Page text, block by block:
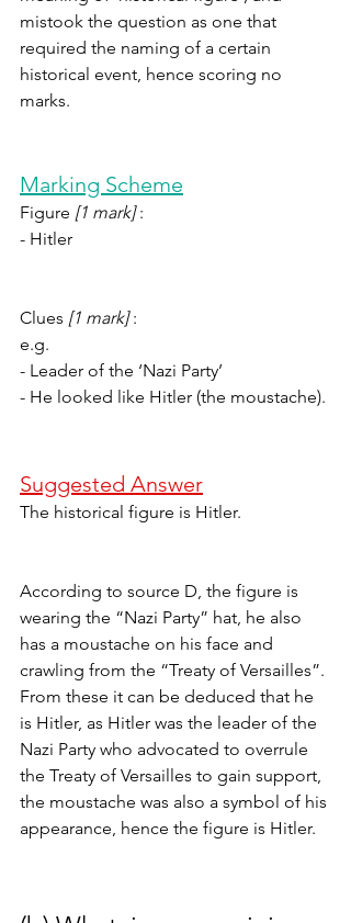
mistook the question as one that
required the naming of a certain
historical event, hence scoring no
marks.
Marking Scheme
Figure [1 mark] :
- Hitler
Clues [1 mark] :
e.g.
- Leader of the ‘Nazi Party’
- He looked like Hitler (the moustache).
Suggested Answer
The historical figure is Hitler.
According to source D, the figure is
wearing the “Nazi Party” hat, he also
has a moustache on his face and
crawling from the “Treaty of Versailles”.
From these it can be deduced that he
is Hitler, as Hitler was the leader of the
Nazi Party who advocated to overrule
the Treaty of Versailles to gain support,
the moustache was also a symbol of his
appearance, hence the figure is Hitler.